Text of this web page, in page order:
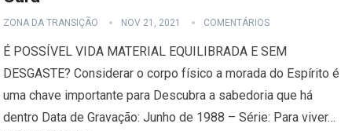
ZONA DA TRANSIÇÃO NOV 21, 2021 COMENTÁRIOS
É POSSÍVEL VIDA MATERIAL EQUILIBRADA E SEM
DESGASTE? Considerar o corpo físico a morada do Espírito é
uma chave importante para Descubra a sabedoria que há
dentro Data de Gravação: Junho de 1988 – Série: Para viver…